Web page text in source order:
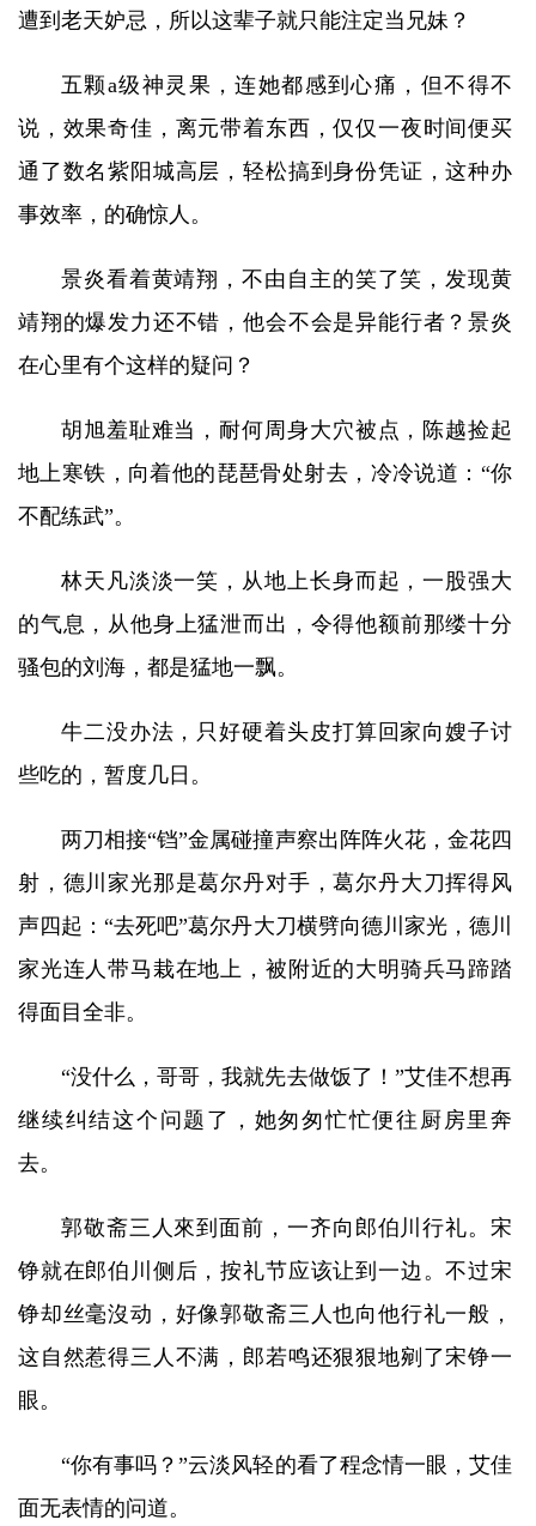
遭到老天妒忌，所以这辈子就只能注定当兄妹？
五颗a级神灵果，连她都感到心痛，但不得不
说，效果奇佳，离元带着东西，仅仅一夜时间便买
通了数名紫阳城高层，轻松搞到身份凭证，这种办
事效率，的确惊人。
景炎看着黄靖翔，不由自主的笑了笑，发现黄
靖翔的爆发力还不错，他会不会是异能行者？景炎
在心里有个这样的疑问？
胡旭羞耻难当，耐何周身大穴被点，陈越捡起
地上寒铁，向着他的琵琶骨处射去，冷冷说道：“你
不配练武”。
林天凡淡淡一笑，从地上长身而起，一股强大
的气息，从他身上猛泄而出，令得他额前那缕十分
骚包的刘海，都是猛地一飘。
牛二没办法，只好硬着头皮打算回家向嫂子讨
些吃的，暂度几日。
两刀相接“铛”金属碰撞声察出阵阵火花，金花四
射，德川家光那是葛尔丹对手，葛尔丹大刀挥得风
声四起：“去死吧”葛尔丹大刀横劈向德川家光，德川
家光连人带马栽在地上，被附近的大明骑兵马蹄踏
得面目全非。
“没什么，哥哥，我就先去做饭了！”艾佳不想再
继续纠结这个问题了，她匆匆忙忙便往厨房里奔
去。
郭敬斋三人來到面前，一齐向郎伯川行礼。宋
铮就在郎伯川侧后，按礼节应该让到一边。不过宋
铮却丝毫沒动，好像郭敬斋三人也向他行礼一般，
这自然惹得三人不满，郎若鸣还狠狠地剜了宋铮一
眼。
“你有事吗？”云淡风轻的看了程念情一眼，艾佳
面无表情的问道。